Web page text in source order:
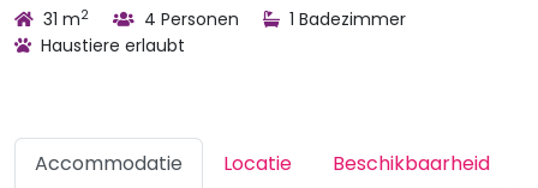
31 m2 4 Personen
1 Badezimmer
Haustiere erlaubt
Accommodatie Locatie Beschikbaarheid